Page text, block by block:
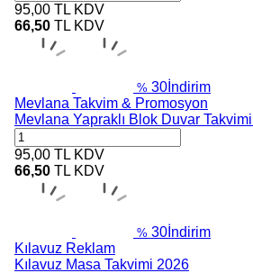
95,00 TL KDV
66,50 TL KDV
% 30 İndirim
Mevlana Takvim & Promosyon
Mevlana Yapraklı Blok Duvar
95,00 TL KDV
66,50 TL KDV
% 30 İndirim
Kılavuz Reklam
Kılavuz Masa Takvimi 2026